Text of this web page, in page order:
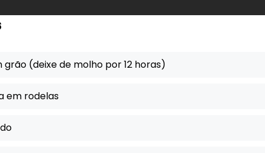
grão (deixe de molho por 12 horas)
em rodelas